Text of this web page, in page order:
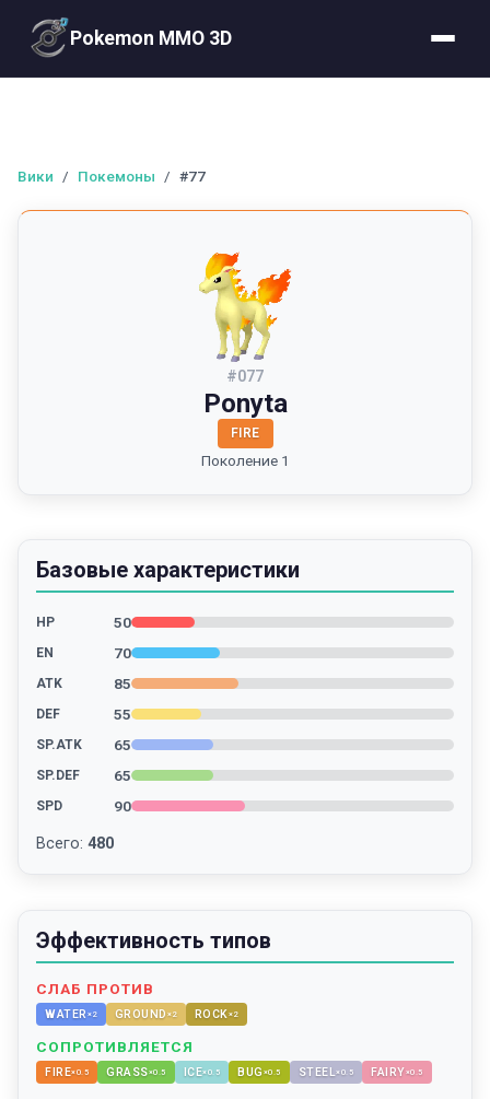
Pokemon MMO 3D
Вики / Покемоны / #77
#077
Ponyta
FIRE
Поколение 1
Базовые характеристики
HP 50
EN 70
ATK 85
DEF 55
SP.ATK 65
SP.DEF 65
SPD 90
Всего: 480
Эффективность типов
СЛАБ ПРОТИВ
WATER ×2 GROUND ×2 ROCK×2
СОПРОТИВЛЯЕТСЯ
FIRE×0.5 GRASS×0.5 ICE×0.5 BUG ×0.5 STEEL×0.5 FAIRY×0.5